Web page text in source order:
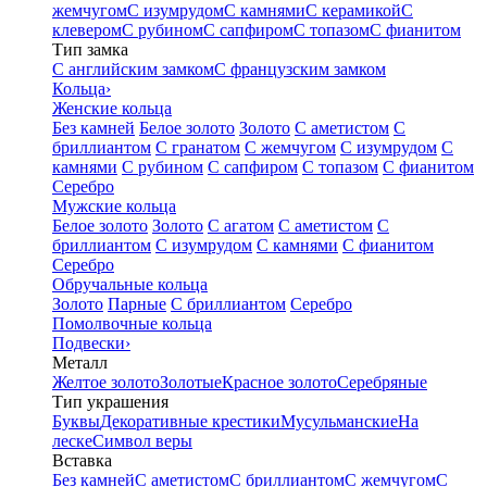
жемчугомС изумрудомС камнямиС керамикойС
клеверомС рубиномС сапфиромС топазомС фианитом
Тип замка
С английским замкомС французским замком
Кольца›
Женские кольца
Без камней Белое золото Золото С аметистом С
бриллиантом С гранатом С жемчугом С изумрудом С
камнями С рубином С сапфиром С топазом С фианитом
Серебро
Мужские кольца
Белое золото Золото С агатом С аметистом С
бриллиантом С изумрудом С камнями С фианитом
Серебро
Обручальные кольца
Золото Парные С бриллиантом Серебро
Помолвочные кольца
Подвески›
Металл
Желтое золотоЗолотыеКрасное золотоСеребряные
Тип украшения
БуквыДекоративные крестикиМусульманскиеНа
лескеСимвол веры
Вставка
Без камнейС аметистомС бриллиантомС жемчугомС